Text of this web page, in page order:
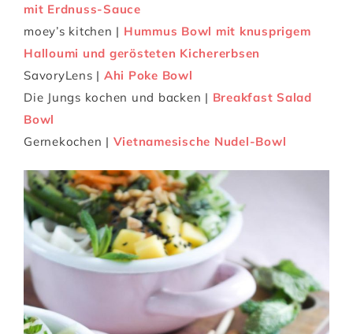
mit Erdnuss-Sauce
moey’s kitchen | Hummus Bowl mit knusprigem
Halloumi und gerösteten Kichererbsen
SavoryLens | Ahi Poke Bowl
Die Jungs kochen und backen | Breakfast Salad
Bowl
Gernekochen | Vietnamesische Nudel-Bowl